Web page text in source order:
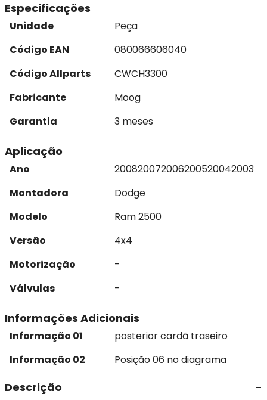
Especificações
Unidade
Peça
Código EAN
080066606040
Código Allparts
CWCH3300
Fabricante
Moog
Garantia
3 meses
Aplicação
Ano 200820072006200520042003
Montadora
Dodge
Modelo
Ram 2500
Versão
4x4
Motorização
-
Válvulas
-
Informações Adicionais
Informação 01
posterior cardã traseiro
Informação 02
Posição 06 no diagrama
Descrição